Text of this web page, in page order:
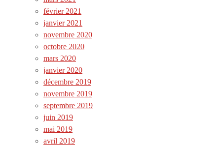
février 2021
janvier 2021
novembre 2020
octobre 2020
mars 2020
janvier 2020
décembre 2019
novembre 2019
septembre 2019
juin 2019
mai 2019
avril 2019